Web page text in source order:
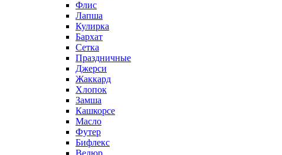
Флис
Лапша
Кулирка
Бархат
Сетка
Праздничные
Джерси
Жаккард
Хлопок
Замша
Кашкорсе
Масло
Футер
Бифлекс
Велюр